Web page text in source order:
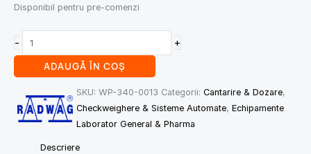
Disponibil pentru pre-comenzi
- +
ADAUGĂ ÎN COȘ
SKU: WP-340-0013 Categorii: Cantarire & Dozare,
Checkweighere & Sisteme Automate, Echipamente
Laborator General & Pharma
Descriere